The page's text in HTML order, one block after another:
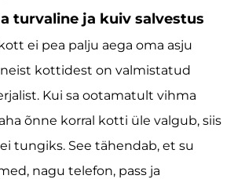
turvaline ja kuiv salvestus
ei pea palju aega oma asju
kottidest on valmistatud
Kui sa ootamatult vihma
õnne korral kotti üle valgub, siis
tungiks. See tähendab, et su
nagu telefon, pass ja